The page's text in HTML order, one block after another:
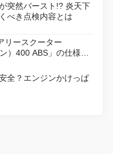
突然バースト!? 炎天下
べき点検内容とは
リースクーター
）400 ABS」の仕様を
全？エンジンかけっぱ